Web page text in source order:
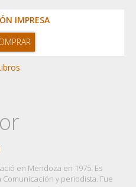
IMPRESA
en Mendoza en 1975. Es
y periodista. Fue